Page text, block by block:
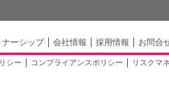
ナーシップ 会社情報 採用情報 お問合
シー コンプライアンスポリシー リスクマ